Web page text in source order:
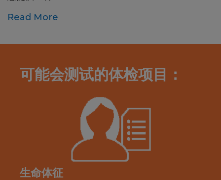
Read More
可能会测试的体检项目：
生命体征